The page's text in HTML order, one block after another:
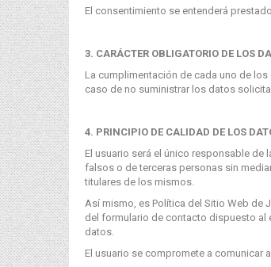
El consentimiento se entenderá
3. CARÁCTER OBLIGATORIO DE LOS
La cumplimentación de cada uno de
caso de no suministrar los datos
4. PRINCIPIO DE CALIDAD DE LOS
El usuario será el único responsable
falsos o de terceras personas sin
titulares de los mismos.
Así mismo, es Política del Sitio Web de
del formulario de contacto dispuesto al
datos.
El usuario se compromete a comunicar